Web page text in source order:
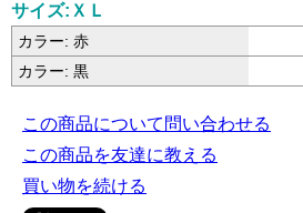
サイズ:ＸＬ
カラー: 赤
カラー: 黒
この商品について問い合わせる
この商品を友達に教える
買い物を続ける